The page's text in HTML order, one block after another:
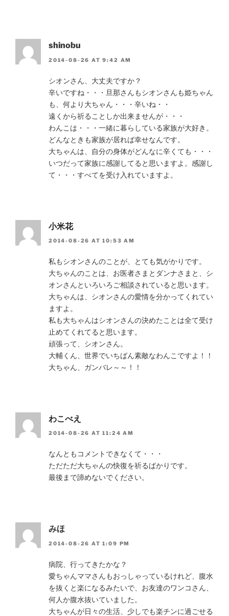
shinobu
2014-08-26 AT 9:42 AM
シオンさん、大丈夫ですか？
辛いですね・・・旦那さんもシオンさんも姫ちゃん
も、何より大ちゃん・・・辛いね・・
遠くから祈ることしか出来ませんが・・・
わんこは・・・一緒に暮らしている家族が大好き。
どんなときも家族が居れば幸せなんです。
大ちゃんは、自分の身体がどんなに辛くても・・・
いつだって家族に感謝してると思いますよ。感謝し
て・・・すべてを受け入れていますよ。
小米花
2014-08-26 AT 10:53 AM
私もシオンさんのことが、とても気がかりです。
大ちゃんのことは、お医者さまとダンナさまと、シ
オンさんといろいろご相談されていると思います。
大ちゃんは、シオンさんの愛情を分かってくれてい
ますよ。
私も大ちゃんはシオンさんの決めたことは全て受け
止めてくれてると思います。
頑張って、シオンさん。
大輔くん、世界でいちばん素敵なわんこですよ！！
大ちゃん、ガンバレ～～！！
わこべえ
2014-08-26 AT 11:24 AM
なんともコメントできなくて・・・
ただただ大ちゃんの快復を祈るばかりです。
最後まで諦めないでください。
みほ
2014-08-26 AT 1:09 PM
病院、行ってきたかな？
愛ちゃんママさんもおっしゃっているけれど、腹水
を抜くと楽になるみたいで、お友達のワンコさん、
何人か腹水抜いていました。
大ちゃんが日々の生活、少しでも楽チンに過ごせる